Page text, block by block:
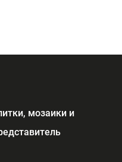
мозаики и